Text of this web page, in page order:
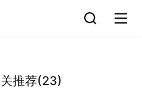
推荐(23)